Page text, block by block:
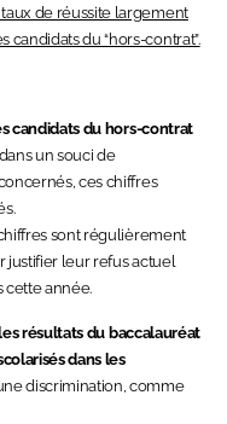
de réussite largement
du “hors-contrat”.
candidats du hors-contrat
un souci de
ces chiffres
sont régulièrement
justifier leur refus actuel
cette année.
résultats du baccalauréat
dans les
discrimination, comme